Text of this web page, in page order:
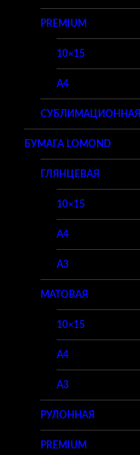
PREMIUM
10×15
A4
СУБЛИМАЦИОННАЯ
БУМАГА LOMOND
ГЛЯНЦЕВАЯ
10×15
A4
A3
МАТОВАЯ
10×15
A4
A3
РУЛОННАЯ
PREMIUM